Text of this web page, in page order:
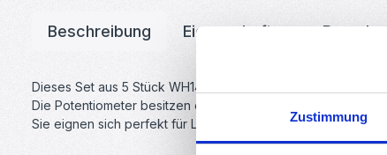
Zustimmung
Beschreibung Eigenschaften
Dieses Set aus 5 Stück WH148 Stereo Potentiometern ist
Die Potentiometer besitzen eine lineare Kennlinie (Typ B)
Sie eignen sich perfekt für Lautstärkeregelungen,